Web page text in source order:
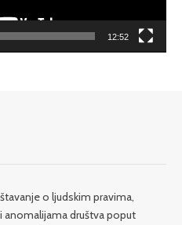
12:52
o ljudskim pravima,
anomalijama društva poput